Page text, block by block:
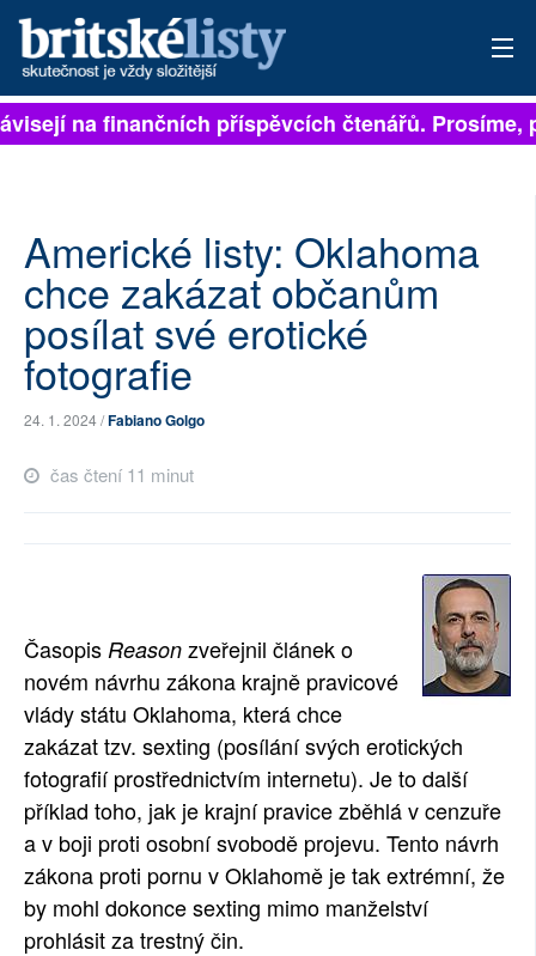
PŘIHLÁSIT
ARCHIV
ROZHOVORY
TÉMATA
NEJČTENĚJŠÍ ZA 7 DNÍ
PLNÁ VERZE STRÁNEK
na finančních příspěvcích čtenářů. Prosíme,
Americké listy: Oklahoma
chce zakázat občanům
posílat své erotické
fotografie
24. 1. 2024 /Fabiano Golgo
čas čtení 11 minut
Časopis Reason zveřejnil článek o
novém návrhu zákona krajně pravicové
vlády státu Oklahoma, která chce
zakázat tzv. sexting (posílání svých erotických
fotografií prostřednictvím internetu). Je to další
příklad toho, jak je krajní pravice zběhlá v cenzuře
a v boji proti osobní svobodě projevu. Tento návrh
zákona proti pornu v Oklahomě je tak extrémní, že
by mohl dokonce sexting mimo manželství
prohlásit za trestný čin.